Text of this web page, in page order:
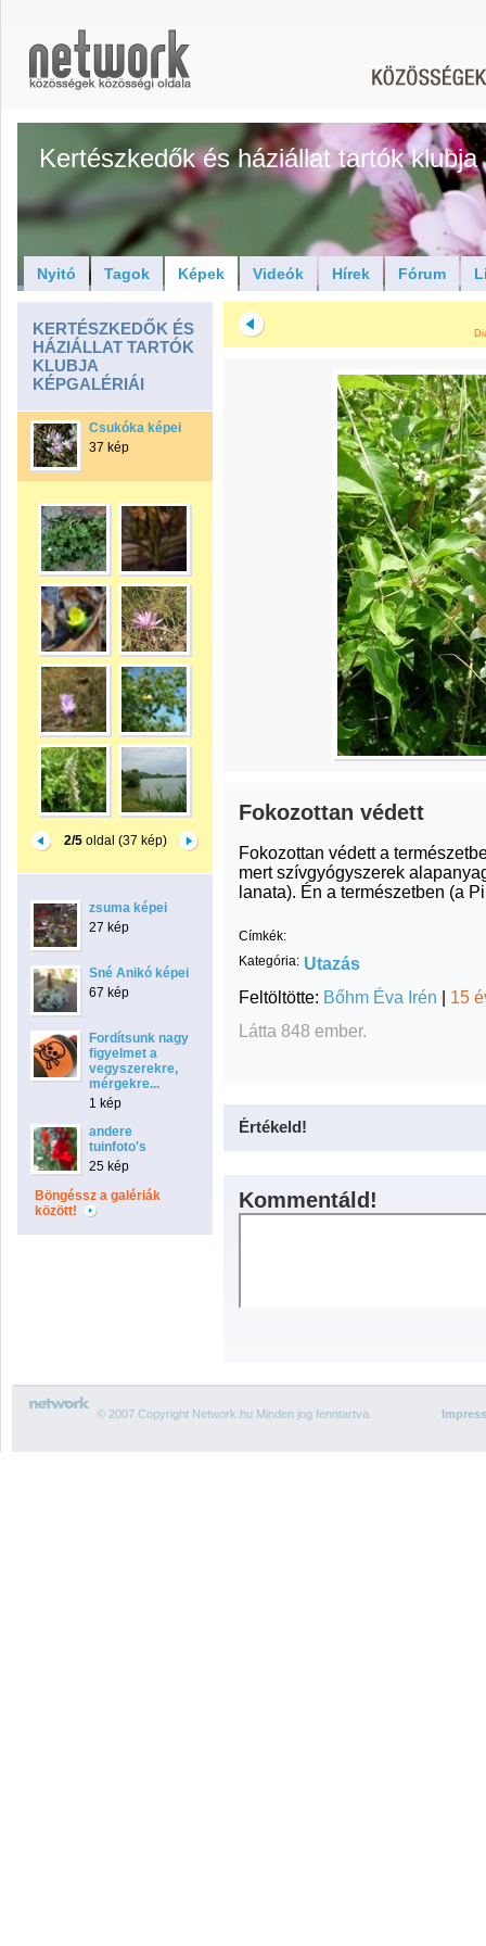
Kertészkedők és háziállat tartók klubja
Nyitó Tagok Képek Videók Hírek Fórum
KERTÉSZKEDŐK ÉS
HÁZIÁLLAT TARTÓK
KLUBJA
KÉPGALÉRIÁI
Csukóka képei
37 kép
2/5oldal (37 kép)
zsuma képei
27 kép
Sné Anikó képei
67 kép
Fordítsunk nagy
figyelmet a
vegyszerekre,
mérgekre...
1 kép
andere
tuinfoto's
25 kép
Böngéssz a galériák
között!
Fokozottan védett
Fokozottan védett a
mert szívgyógyszerek
lanata). Én a természetben (a
Címkék:
Kategória: Utazás
Feltöltötte: Bőhm Éva Irén | 15
Látta 848 ember.
Értékeld!
Kommentáld!
© 2007 Copyright Network.hu Minden jog fenntartva.